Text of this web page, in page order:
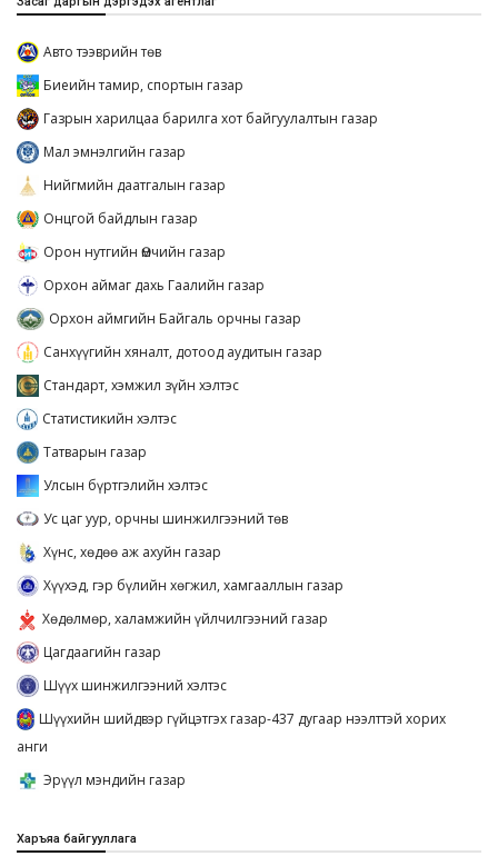
Авто тээврийн төв
Биеийн тамир, спортын газар
Газрын харилцаа барилга хот байгуулалтын газар
Мал эмнэлгийн газар
Нийгмийн даатгалын газар
Онцгой байдлын газар
Орон нутгийн Өмчийн газар
Орхон аймаг дахь Гаалийн газар
Орхон аймгийн Байгаль орчны газар
Санхүүгийн хяналт, дотоод аудитын газар
Стандарт, хэмжил зүйн хэлтэс
Статистикийн хэлтэс
Татварын газар
Улсын бүртгэлийн хэлтэс
Ус цаг уур, орчны шинжилгээний төв
Хүнс, хөдөө аж ахуйн газар
Хүүхэд, гэр бүлийн хөгжил, хамгааллын газар
Хөдөлмөр, халамжийн үйлчилгээний газар
Цагдаагийн газар
Шүүх шинжилгээний хэлтэс
Шүүхийн шийдвэр гүйцэтгэх газар-437 дугаар нээлттэй хорих
анги
Эрүүл мэндийн газар
Харъяа байгууллага